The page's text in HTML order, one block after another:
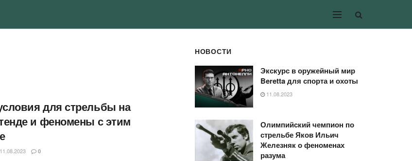
для стрельбы на
и феномены с этим
0
НОВОСТИ
Экскурс в оружейный мир
Beretta для спорта и охоты
11.08.2023
Олимпийский чемпион по
стрельбе Яков Ильич
Железняк о феноменах
разума